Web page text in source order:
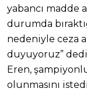
yabancı madde
durumda
nedeniyle ceza
duyuyoruz”
Eren,
olunmasını